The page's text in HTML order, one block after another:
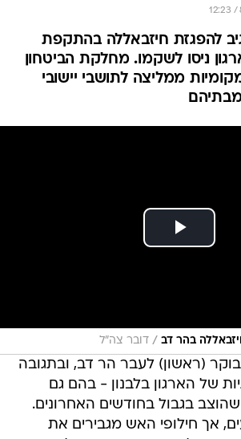
להפגזת חיזבאללה בהתקפת
ניסו לשקמו. מחלקת הביטחון
ממליצה לתושבי יישובי
בהר דב / דובר צה"ל
(ראשון) לעבר הר דב, ובתגובה
של הארגון בלבנון - בהם גם
בגבול בחודשים האחרונים.
אך חילופי האש מגבירים את